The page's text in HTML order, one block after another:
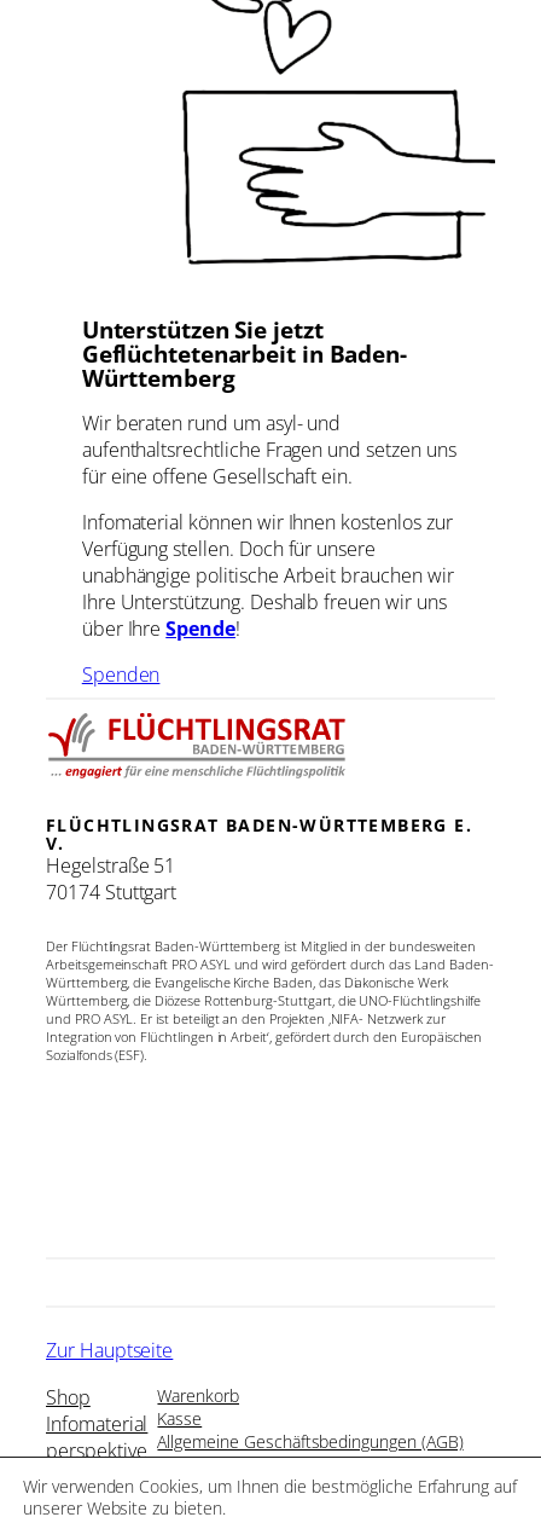
Unterstützen Sie jetzt
Geflüchtetenarbeit in Baden-
Württemberg
Wir beraten rund um asyl- und
aufenthaltsrechtliche Fragen und setzen uns
für eine offene Gesellschaft ein.
Infomaterial können wir Ihnen kostenlos zur
Verfügung stellen. Doch für unsere
unabhängige politische Arbeit brauchen wir
Ihre Unterstützung. Deshalb freuen wir uns
über IhreSpende!
Spenden
FLÜCHTLINGSRAT BADEN-WÜRTTEMBERG E.
V.
Hegelstraße 51
70174 Stuttgart
Der Flüchtlingsrat Baden-Württemberg ist Mitglied in der bundesweiten
Arbeitsgemeinschaft PRO ASYL und wird gefördert durch das Land Baden-
Württemberg, die Evangelische Kirche Baden, das Diakonische Werk
Württemberg, die Diözese Rottenburg-Stuttgart, die UNO-Flüchtlingshilfe
und PRO ASYL. Er ist beteiligt an den Projekten ‚NIFA- Netzwerk zur
Integration von Flüchtlingen in Arbeit‘, gefördert durch den Europäischen
Sozialfonds (ESF).
Zur Hauptseite
Shop
Infomaterial
perspektive
Merchandise
Warenkorb
Kasse
Allgemeine Geschäftsbedingungen (AGB)
Impressum
Datenschutz
Widerruf
Wir verwenden Cookies, um Ihnen die bestmögliche Erfahrung auf
unserer Website zu bieten.